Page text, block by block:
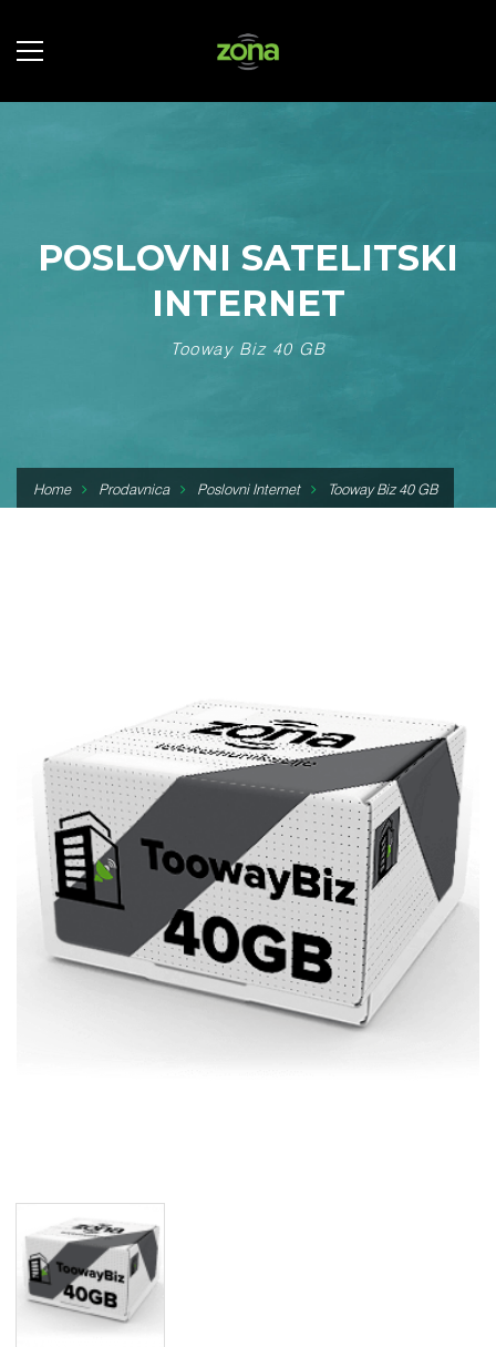
POSLOVNI SATELITSKI
INTERNET
Tooway Biz 40 GB
Home Prodavnica Poslovni Internet Tooway Biz 40 GB